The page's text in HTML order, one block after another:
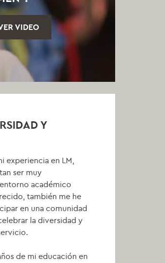
VIDEO
Y
experiencia en LM,
ser muy
académico
también me he
en una comunidad
la diversidad y
de mi educación en